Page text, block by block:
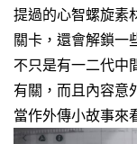
提過的心智螺旋素
關卡，還會解鎖一
不只是有一二代中
有關， 而且內容意
當作外傳小故事來